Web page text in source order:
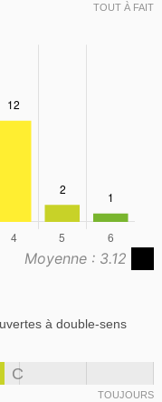
TOUT À FAIT
Moyenne : 3.12
à double-sens
C
TOUJOURS